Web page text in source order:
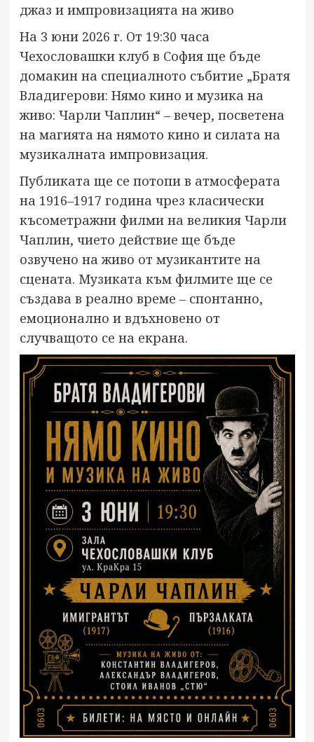
джаз и импровизацията на живо
На 3 юни 2026 г. От 19:30 часа
Чехословашки клуб в София ще бъде
домакин на специалното събитие „Братя
Владигерови: Нямо кино и музика на
живо: Чарли Чаплин“ – вечер, посветена
на магията на нямото кино и силата на
музикалната импровизация.
Публиката ще се потопи в атмосферата
на 1916–1917 година чрез класически
късометражни филми на великия Чарли
Чаплин, чието действие ще бъде
озвучено на живо от музикантите на
сцената. Музиката към филмите ще се
създава в реално време – спонтанно,
емоционално и вдъхновено от
случващото се на екрана.